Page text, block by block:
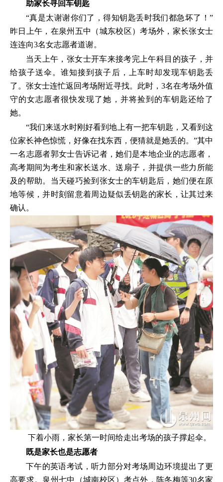
助家长寻回车钥匙
“真是太谢谢你们了，得知钥匙丢时我们都急坏了！”
昨日上午，在泉州五中（城东校区）考场外，家长张女士
连连向3名女志愿者道谢。
当天上午，张女士开车来接考完上午科目的孩子，并
给孩子送伞。谁知接到孩子后，上车时却发现车钥匙丢
了。张女士连忙返回考场附近寻找。此时，3名在考场外值
守的女志愿者很快发现了她，并将捡到的车钥匙还给了
她。
“我们来送水时刚好看到地上有一把车钥匙，又看到这
位家长神色惊慌，好像在找东西，便猜就是她丢的。”其中
一名志愿者郭女士告诉记者，她们是本地企业的志愿者，
高考期间为考生和家长送水、送扇子，并提供一些力所能
及的帮助。当天碰巧捡到张女士的车钥匙后，她们便在原
地等候，并时刻留意着周边疑似丢钥匙的家长，让其过来
确认。
下着小雨，家长第一时间给走出考场的孩子撑起伞。
既是家长也是志愿者
下午的英语考试，听力部分对考场周边环境提出了更
高要求。泉州七中（城南校区）考点外，陈冬梅等30名家